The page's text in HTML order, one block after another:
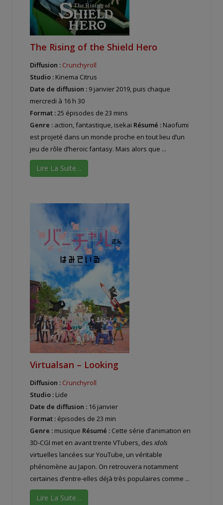
The Rising of the Shield Hero
Diffusion : Crunchyroll
Studio : Kinema Citrus
Date de diffusion : 9 janvier 2019, puis chaque
mercredi à 16 h 30
Format :25 épisodes de 23 mins
Genre : action, fantastique, isekai Résumé : Naofumi
est projeté dans un monde proche en tout lieu d’un
jeu de rôle d’heroic fantasy. Mais alors que ...
Lire La Suite…
Virtualsan – Looking
Diffusion : Crunchyroll
Studio : Lide
Date de diffusion : 16 janvier
Format : épisodes de 23 min
Genre : musique Résumé : Cette série d’animation en
3D-CGI met en avant trente VTubers, des idols
virtuelles lancées sur YouTube, un véritable
phénomène au Japon. On retrouvera notamment
certaines d’entre-elles déjà très populaires comme ...
Lire La Suite…